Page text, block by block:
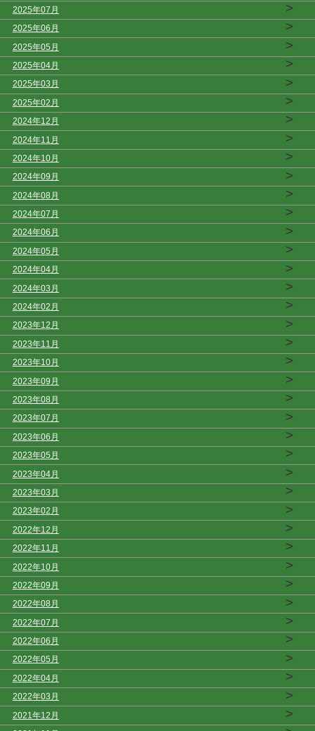
2025年07月 >
2025年06月 >
2025年05月 >
2025年04月 >
2025年03月 >
2025年02月 >
2024年12月 >
2024年11月 >
2024年10月 >
2024年09月 >
2024年08月 >
2024年07月 >
2024年06月 >
2024年05月 >
2024年04月 >
2024年03月 >
2024年02月 >
2023年12月 >
2023年11月 >
2023年10月 >
2023年09月 >
2023年08月 >
2023年07月 >
2023年06月 >
2023年05月 >
2023年04月 >
2023年03月 >
2023年02月 >
2022年12月 >
2022年11月 >
2022年10月 >
2022年09月 >
2022年08月 >
2022年07月 >
2022年06月 >
2022年05月 >
2022年04月 >
2022年03月 >
2021年12月 >